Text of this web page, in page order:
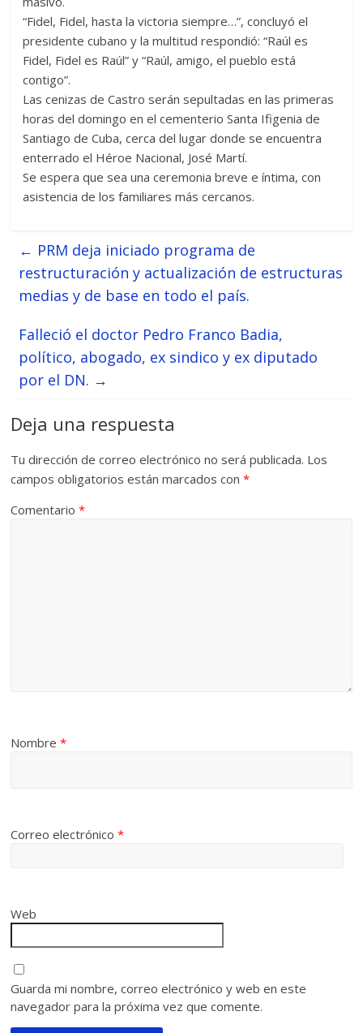
“Fidel, Fidel, hasta la victoria siempre…”, concluyó el
presidente cubano y la multitud respondió: “Raúl es
Fidel, Fidel es Raúl” y “Raúl, amigo, el pueblo está
contigo”.
Las cenizas de Castro serán sepultadas en las primeras
horas del domingo en el cementerio Santa Ifigenia de
Santiago de Cuba, cerca del lugar donde se encuentra
enterrado el Héroe Nacional, José Martí.
Se espera que sea una ceremonia breve e íntima, con
asistencia de los familiares más cercanos.
← PRM deja iniciado programa de
restructuración y actualización de estructuras
medias y de base en todo el país.
Falleció el doctor Pedro Franco Badia,
político, abogado, ex sindico y ex diputado
por el DN. →
Deja una respuesta
Tu dirección de correo electrónico no será publicada. Los
campos obligatorios están marcados con*
Comentario*
Nombre*
Correo electrónico*
Web
Guarda mi nombre, correo electrónico y web en este
navegador para la próxima vez que comente.